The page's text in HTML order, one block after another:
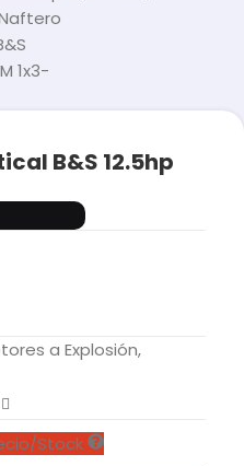
B&S 12.5hp
a Explosión,
Stock